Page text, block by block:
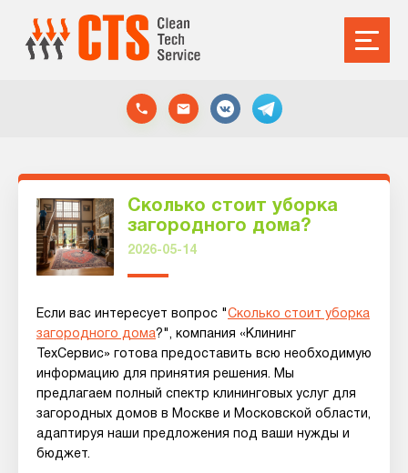
Сколько стоит уборка
загородного дома?
2026-05-14
Если вас интересует вопрос "Сколько стоит уборка
загородного дома?", компания «Клининг
ТехСервис» готова предоставить всю необходимую
информацию для принятия решения. Мы
предлагаем полный спектр клининговых услуг для
загородных домов в Москве и Московской области,
адаптируя наши предложения под ваши нужды и
бюджет.